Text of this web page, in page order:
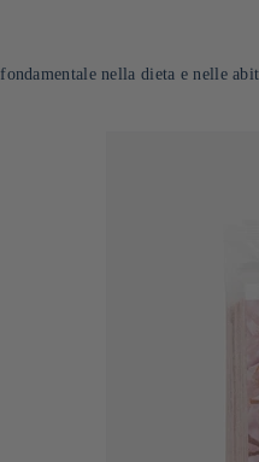
nella dieta e nelle